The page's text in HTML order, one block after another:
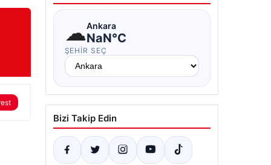
☁Ankara
NaN°C
ŞEHIR SEÇ
Bizi Takip Edin